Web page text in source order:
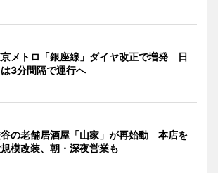
メトロ「銀座線」ダイヤ改正で増発 日
3分間隔で運行へ
の老舗居酒屋「山家」が再始動 本店を
模改装、朝・深夜営業も